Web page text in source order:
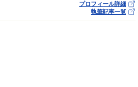
プロフィール詳細
執筆記事一覧